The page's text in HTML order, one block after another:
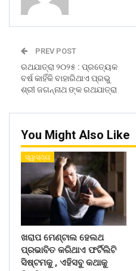
PREV POST
ରଥଯାତ୍ରା ୨୦୨୫ : ପ୍ରତ୍ୟେକ
ବର୍ଷ କାହିଁକି ବାହାରିଥାଏ ପ୍ରଭୁ
ଶ୍ରୀ ଜଗନ୍ନାଥ ଙ୍କ ରଥଯାତ୍ରା
You Might Also Like
ସ୍ୱାସ୍ଥ୍ୟ
ଖରାପ ମେଣ୍ଟାଲ ହେଲଥ
ପ୍ରଭାବିତ କରିଥାଏ ଫର୍ଟିଲିଟି
ସିଷ୍ଟମକୁ , ଏହିସବୁ କଥାକୁ